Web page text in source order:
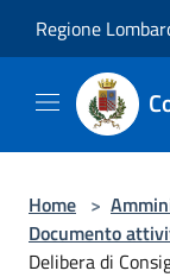
Regione
Home >
Documento
Delibera di